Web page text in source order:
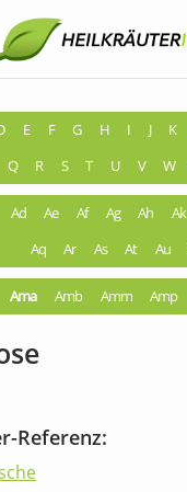
E F G H I J K
Q
R S T U V W
Ad Ae Af Ag Ah Ak
Aq
Ar As At Au
Ama Amb Amm Amp
Referenz: